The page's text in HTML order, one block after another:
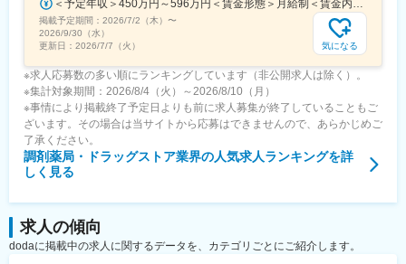
＜予定年収＞450万円～596万円＜賃金形態＞月給制＜賃金内訳＞月額（基本給）：281,250円～350,000円＜月給＞281,250円～350,000円＜昇給有無＞有＜残業手当＞有＜給与補足＞ ※昇給(年１回・７月） ※賞与(年２回、前年実績年間4ヶ月) 業績および評価により支給月数は異なります。 ※役職採用の場合、役職手当（係長職：30,000円/月）を支給（年収に含む）賃金はあくまでも目安の金額であり、選考を通じて上下する可能性があります。月給(月額)は固定手当を含めた表記です。
掲載予定期間： 2026/7/2（木） 〜
2026/9/30（水）
更新日： 2026/7/7（火） 気になる
※求人応募数の多い順にランキングしています（非公開求人は除く）。
※集計対象期間：2026/8/4（火）～2026/8/10（月）
※事情により掲載終了予定日よりも前に求人募集が終了していることもご
ざいます。その場合は当サイトから応募はできませんので、あらかじめご
了承ください。
調剤薬局・ドラッグストア業界の人気求人ランキングを詳
しく見る
求人の傾向
dodaに掲載中の求人に関するデータを、カテゴリごとにご紹介します。